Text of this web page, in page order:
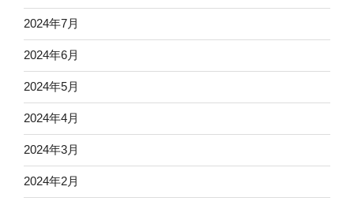
2024年7月
2024年6月
2024年5月
2024年4月
2024年3月
2024年2月